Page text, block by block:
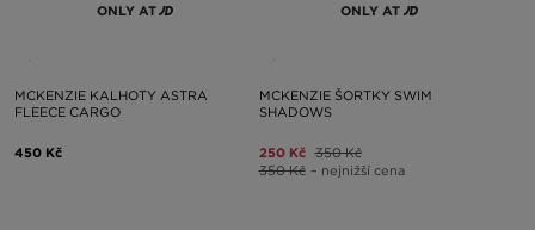
ONLY AT
MCKENZIE KALHOTY ASTRA
FLEECE CARGO
450 Kč
ONLY AT
MCKENZIE ŠORTKY SWIM
SHADOWS
250 Kč 350 Kč
350 Kč – nejnižší cena